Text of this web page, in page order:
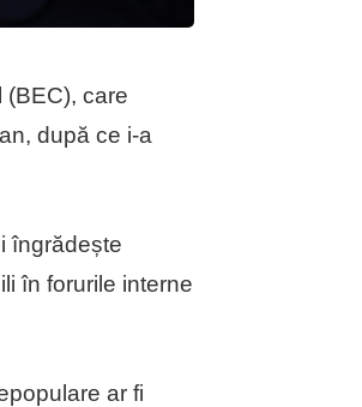
care
după ce i-a
îngrădește
în forurile interne
ar fi